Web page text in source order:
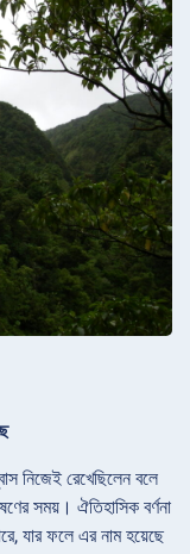
নিজেই রেখেছিলেন বলে
সময়। ঐতিহাসিক বর্ণনা
যার ফলে এর নাম হয়েছে